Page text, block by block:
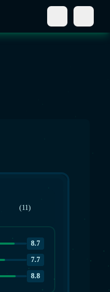
(11)
8.7
7.7
8.8